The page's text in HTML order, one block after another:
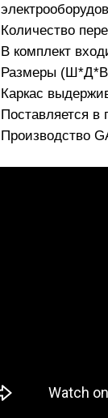
Количество
В комплект
Размеры
Каркас
Поставляется в
Производство